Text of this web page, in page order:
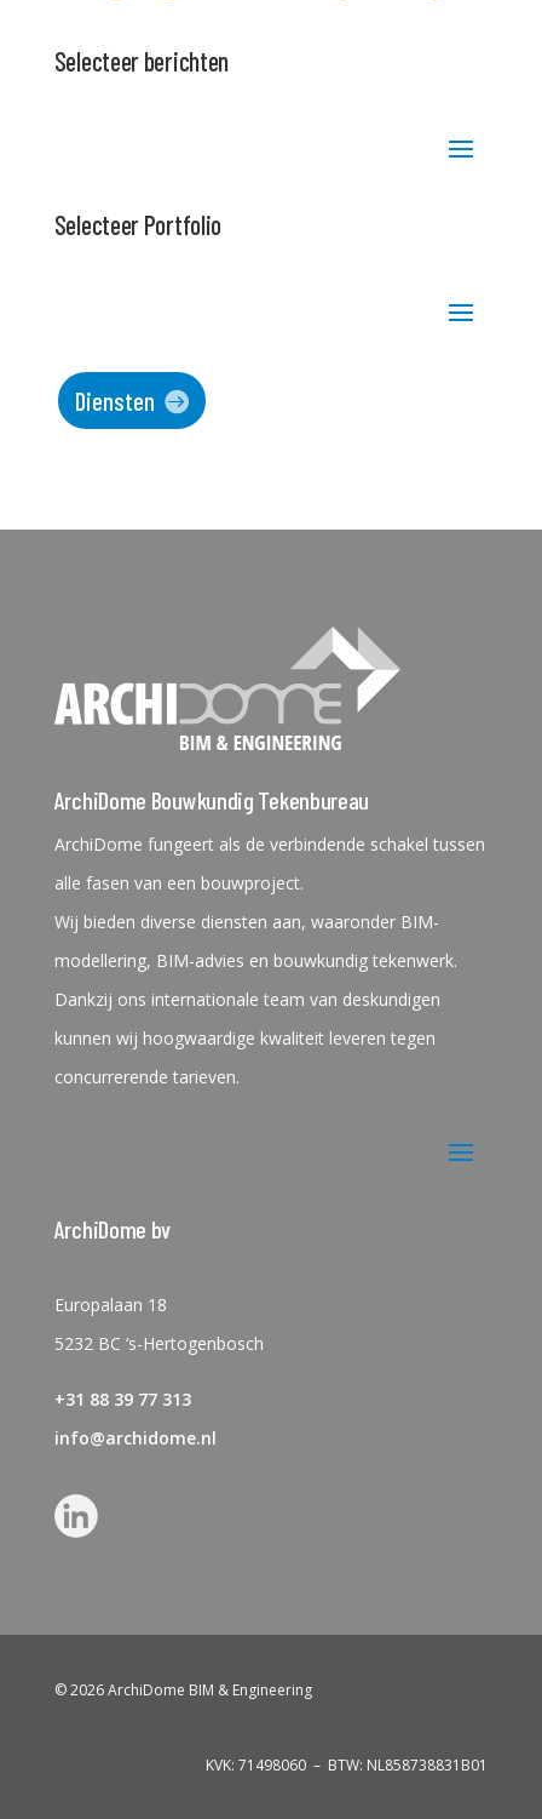
Selecteer berichten
Selecteer Portfolio
Diensten
ArchiDome Bouwkundig Tekenbureau
ArchiDome fungeert als de verbindende schakel tussen
alle fasen van een bouwproject.
Wij bieden diverse diensten aan, waaronder BIM-
modellering, BIM-advies en bouwkundig tekenwerk.
Dankzij ons internationale team van deskundigen
kunnen wij hoogwaardige kwaliteit leveren tegen
concurrerende tarieven.
ArchiDome bv
Europalaan 18
5232 BC ‘s-Hertogenbosch
+31 88 39 77 313
info@archidome.nl
© 2026 ArchiDome BIM & Engineering
KVK: 71498060 – BTW: NL858738831B01